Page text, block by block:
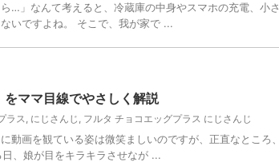
…」なんて考えると、冷蔵庫の中身やスマホの充電、小
いですよね。 そこで、我が家で ...
ママ目線でやさしく解説
ラス, にじさんじ , フルタ チョコエッグプラス にじさんじ
動画を観ている姿は微笑ましいのですが、正直なところ
、娘が目をキラキラさせなが ...